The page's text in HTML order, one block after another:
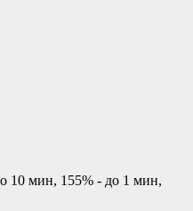
10 мин, 155% - до 1 мин,